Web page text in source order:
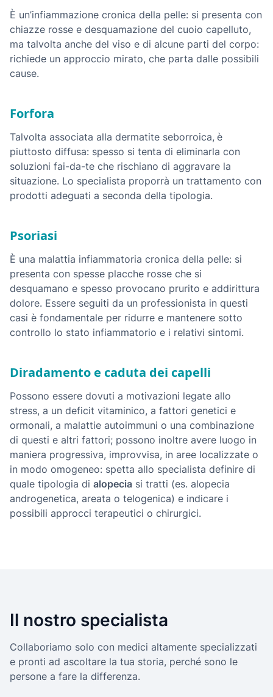
È un’infiammazione cronica della pelle: si presenta con
chiazze rosse e desquamazione del cuoio capelluto,
ma talvolta anche del viso e di alcune parti del corpo:
richiede un approccio mirato, che parta dalle possibili
cause.
Forfora
Talvolta associata alla dermatite seborroica, è
piuttosto diffusa: spesso si tenta di eliminarla con
soluzioni fai-da-te che rischiano di aggravare la
situazione. Lo specialista proporrà un trattamento con
prodotti adeguati a seconda della tipologia.
Psoriasi
È una malattia infiammatoria cronica della pelle: si
presenta con spesse placche rosse che si
desquamano e spesso provocano prurito e addirittura
dolore. Essere seguiti da un professionista in questi
casi è fondamentale per ridurre e mantenere sotto
controllo lo stato infiammatorio e i relativi sintomi.
Diradamento e caduta dei capelli
Possono essere dovuti a motivazioni legate allo
stress, a un deficit vitaminico, a fattori genetici e
ormonali, a malattie autoimmuni o una combinazione
di questi e altri fattori; possono inoltre avere luogo in
maniera progressiva, improvvisa, in aree localizzate o
in modo omogeneo: spetta allo specialista definire di
quale tipologia di alopecia si tratti (es. alopecia
androgenetica, areata o telogenica) e indicare i
possibili approcci terapeutici o chirurgici.
Il nostro specialista
Collaboriamo solo con medici altamente specializzati
e pronti ad ascoltare la tua storia, perché sono le
persone a fare la differenza.